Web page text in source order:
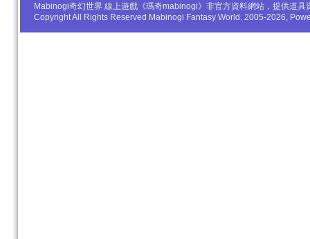
Mabinogi奇幻世界 線上遊戲《瑪奇mabinogi》非官方資料網站，提供道
Copyright All Rights Reserved Mabinogi Fantasy World. 2005-2026,